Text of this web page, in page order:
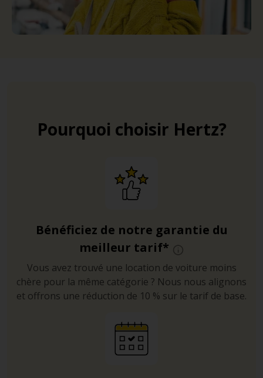
Pourquoi choisir Hertz?
Bénéficiez de notre garantie du
meilleur tarif*
Vous avez trouvé une location de voiture moins
chère pour la même catégorie ? Nous nous alignons
et offrons une réduction de 10 % sur le tarif de base.